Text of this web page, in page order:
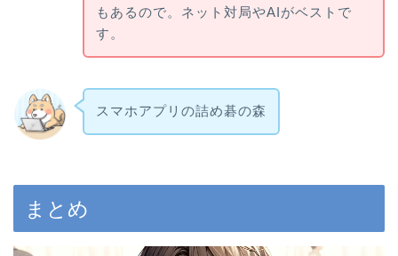
もあるので。ネット対局やAIがベストで
す。
スマホアプリの詰め碁の森
まとめ